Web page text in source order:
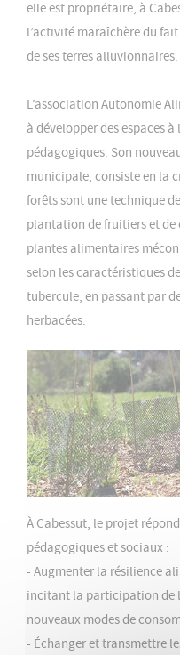
elle est propriétaire, à
l’activité maraîchère du
de ses terres alluvionnaires.
L’association Autonomie
à développer des espaces
pédagogiques. Son
municipale, consiste en la
forêts sont une technique
plantation de fruitiers et de
plantes alimentaires
selon les caractéristiques
tubercule, en passant par
herbacées.
À Cabessut, le projet
pédagogiques et sociaux :
- Augmenter la résilience
incitant la participation de
nouveaux modes de
- Échanger et transmettre